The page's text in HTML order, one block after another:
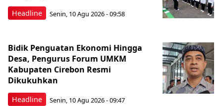
Headline Senin, 10 Agu 2026 - 09:58
Headline
Bidik Penguatan Ekonomi Hingga
Desa, Pengurus Forum UMKM
Kabupaten Cirebon Resmi
Dikukuhkan
Senin, 10 Agu 2026 - 09:47